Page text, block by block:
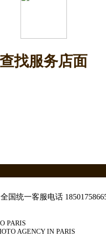
查找服务店面
国统一客服电话
PARIS
AGENCY IN PARIS